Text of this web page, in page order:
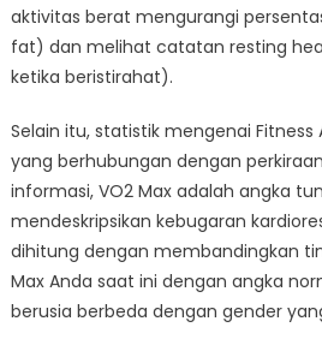
aktivitas berat mengurangi
fat) dan melihat catatan resting
ketika beristirahat).
Selain itu, statistik mengenai
yang berhubungan dengan
informasi, VO2 Max adalah angka
mendeskripsikan kebugaran
dihitung dengan membandingkan
Max Anda saat ini dengan angka
berusia berbeda dengan gender